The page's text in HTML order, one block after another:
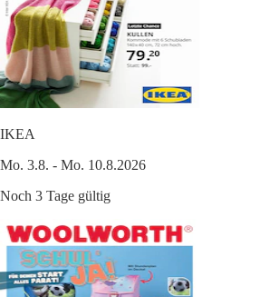
IKEA
Mo. 3.8. - Mo. 10.8.2026
Noch 3 Tage gültig